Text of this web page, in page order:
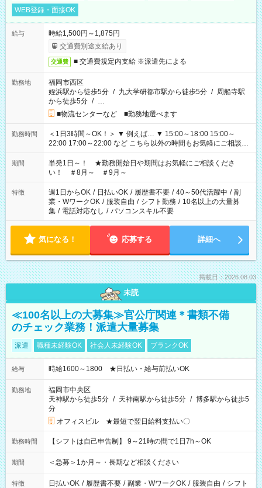
WEB登録・面接OK
給与
時給1,500円～1,875円
交通費別途支給あり
交通費 ■ 交通費規定内支給 ※派遣先による
勤務地
福岡市西区
姪浜駅から徒歩5分 / 九大学研都市駅から徒歩5分 / 周船寺駅
から徒歩5分 / …
■物流センターなど ■勤務地選べます
勤務時間
＜1日3時間～OK！＞ ▼ 例えば… ▼ 15:00～18:00 15:00～
22:00 17:00～22:00 など こちら以外の時間もお気軽にご相談く
ださい！
期間
単発1日～！ ★勤務開始日や期間はお気軽にご相談くださ
い！ ＃8月～ ＃9月～
特徴 週1日からOK / 日払いOK / 履歴書不要 / 40～50代活躍中 / 副
業・WワークOK / 服装自由 / シフト勤務 / 10名以上の大量募
集 / 電話対応なし / パソコンスキル不要
気になる！ 応募する 詳細へ
掲載日：2026.08.03
未読
≪100名以上の大募集≫官公庁関連＊書類不備
のチェック業務！派遣大量募集
派遣 職種未経験OK 社会人未経験OK ブランクOK
給与 時給1600～1800 ★日払い・給与前払いOK
勤務地
福岡市中央区
天神駅から徒歩5分 / 天神南駅から徒歩5分 / 博多駅から徒歩5
分
オフィスビル ★最短で翌日給料支払い〇
勤務時間 【シフトは自己申告制】 9～21時の間で1日7h～OK
期間 ＜急募＞1か月～・長期など相談ください
特徴 日払いOK / 履歴書不要 / 副業・WワークOK / 服装自由 / シフト